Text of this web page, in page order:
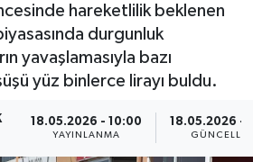
hareketlilik beklenen
durgunluk
yavaşlamasıyla bazı
yüz binlerce lirayı buldu.
18.05.2026 - 10:00
YAYINLANMA
18.05.2026 -